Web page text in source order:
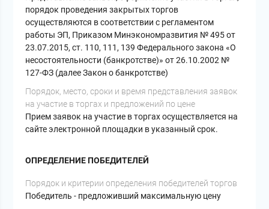
порядок проведения закрытых торгов
осуществляются в соответствии с регламентом
работы ЭП, Приказом Минэкономразвития № 495 от
23.07.2015, ст. 110, 111, 139 Федерального закона «О
несостоятельности (банкротстве)» от 26.10.2002 №
127-ФЗ (далее Закон о банкротстве)
Порядок, место, сроки и время представления заявок
на участие в торгах и предложений по цене
Прием заявок на участие в торгах осуществляется на
сайте электронной площадки в указанный срок.
ОПРЕДЕЛЕНИЕ ПОБЕДИТЕЛЕЙ
Порядок и критерии определения победителей торгов
Победитель - предложивший максимальную цену